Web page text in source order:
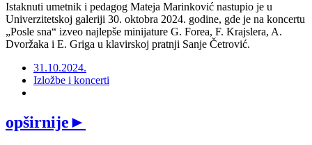
Istaknuti umetnik i pedagog Mateja Marinković nastupio je u
Univerzitetskoj galeriji 30. oktobra 2024. godine, gde je na koncertu
„Posle sna“ izveo najlepše minijature G. Forea, F. Krajslera, A.
Dvoržaka i E. Griga u klavirskoj pratnji Sanje Četrović.
31.10.2024.
Izložbe i koncerti
opširnije►